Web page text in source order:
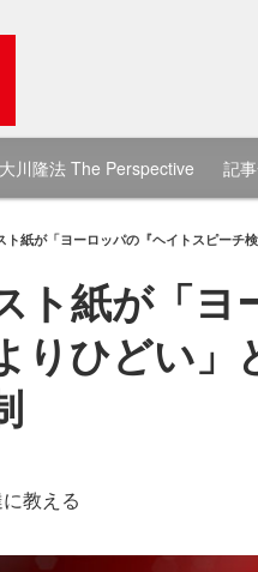
大川隆法 The Perspective 記
ト紙が「ヨーロッパの『ヘイトスピー
ト紙が「
りひどい
教える